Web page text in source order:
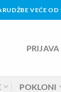
VEĆE
POKLONI